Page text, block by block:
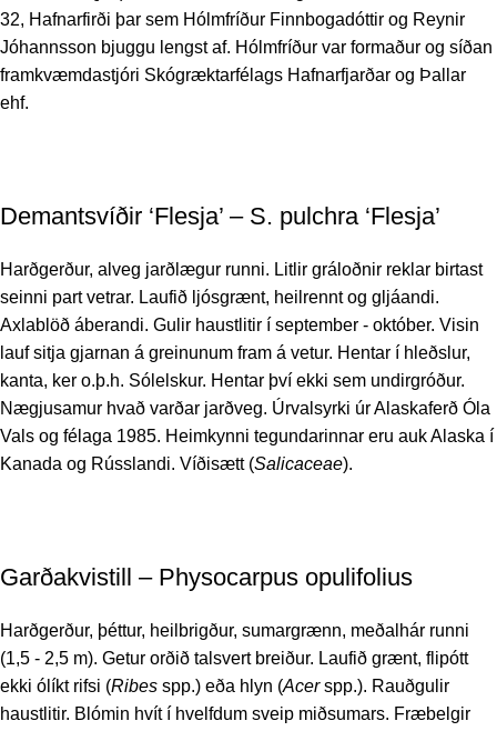
32, Hafnarfirði þar sem Hólmfríður Finnbogadóttir og Reynir
Jóhannsson bjuggu lengst af. Hólmfríður var formaður og síðan
framkvæmdastjóri Skógræktarfélags Hafnarfjarðar og Þallar
ehf.
Demantsvíðir ‘Flesja’ – S. pulchra ‘Flesja’
Harðgerður, alveg jarðlægur runni. Litlir gráloðnir reklar birtast
seinni part vetrar. Laufið ljósgrænt, heilrennt og gljáandi.
Axlablöð áberandi. Gulir haustlitir í september - október. Visin
lauf sitja gjarnan á greinunum fram á vetur. Hentar í hleðslur,
kanta, ker o.þ.h. Sólelskur. Hentar því ekki sem undirgróður.
Nægjusamur hvað varðar jarðveg. Úrvalsyrki úr Alaskaferð Óla
Vals og félaga 1985. Heimkynni tegundarinnar eru auk Alaska í
Kanada og Rússlandi. Víðisætt (Salicaceae).
Garðakvistill – Physocarpus opulifolius
Harðgerður, þéttur, heilbrigður, sumargrænn, meðalhár runni
(1,5 - 2,5 m). Getur orðið talsvert breiður. Laufið grænt, flipótt
ekki ólíkt rifsi (Ribes spp.) eða hlyn (Acerspp.). Rauðgulir
haustlitir. Blómin hvít í hvelfdum sveip miðsumars. Fræbelgir